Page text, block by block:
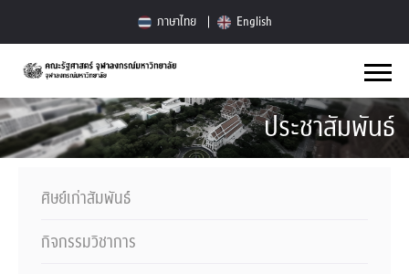
ภาษาไทย English
ประชาสัมพันธ์
ศิษย์เก่าสัมพันธ์
กิจกรรมวิชาการ